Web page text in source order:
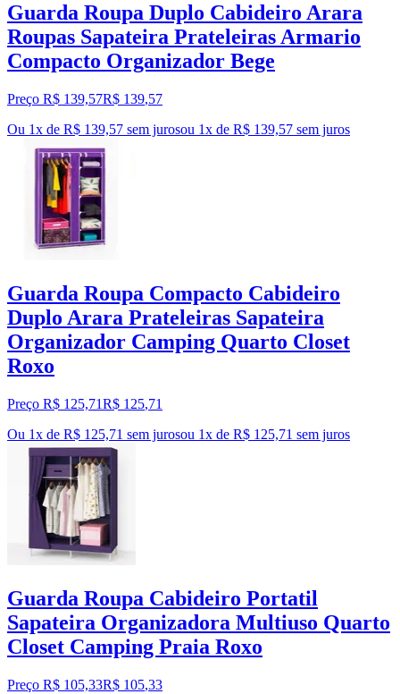
Guarda Roupa Duplo Cabideiro Arara
Roupas Sapateira Prateleiras Armario
Compacto Organizador Bege
Preço R$ 139,57R$ 139,57
Ou 1x de R$ 139,57 sem jurosou 1x de R$ 139,57 sem juros
Guarda Roupa Compacto Cabideiro
Duplo Arara Prateleiras Sapateira
Organizador Camping Quarto Closet
Roxo
Preço R$ 125,71R$ 125,71
Ou 1x de R$ 125,71 sem jurosou 1x de R$ 125,71 sem juros
Guarda Roupa Cabideiro Portatil
Sapateira Organizadora Multiuso Quarto
Closet Camping Praia Roxo
Preço R$ 105,33R$ 105,33